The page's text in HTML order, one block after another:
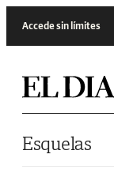
Accede sin límites
Esquelas